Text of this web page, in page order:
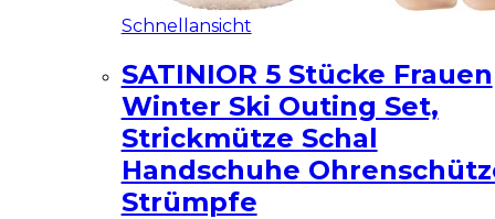
Schnellansicht
SATINIOR 5 Stücke Frauen
Winter Ski Outing Set,
Strickmütze Schal
Handschuhe
Strümpfe